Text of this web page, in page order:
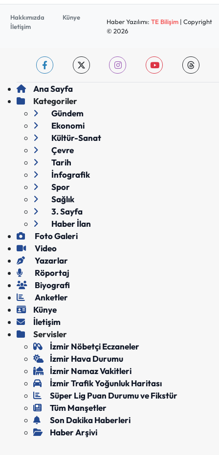
Hakkımızda
Künye
İletişim
Haber Yazılımı: TE Bilişim| Copyright
© 2026
Ana Sayfa
Kategoriler
Gündem
Ekonomi
Kültür-Sanat
Çevre
Tarih
İnfografik
Spor
Sağlık
3. Sayfa
Haber İlan
Foto Galeri
Video
Yazarlar
Röportaj
Biyografi
Anketler
Künye
İletişim
Servisler
İzmir Nöbetçi Eczaneler
İzmir Hava Durumu
İzmir Namaz Vakitleri
İzmir Trafik Yoğunluk Haritası
Süper Lig Puan Durumu ve Fikstür
Tüm Manşetler
Son Dakika Haberleri
Haber Arşivi